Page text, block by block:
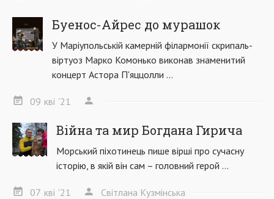
Буенос-Айрес до мурашок
У Маріупольській камерній філармонії скрипаль-
віртуоз Марко Комонько виконав знаменитий
концерт Астора П'яццолли ...
09 кві '21
Війна та мир Богдана Гирича
Морський піхотинець пише вірші про сучасну
історію, в якій він сам – головний герой ...
07 кві '21 Світлана Кузмінська